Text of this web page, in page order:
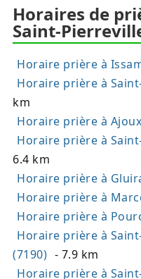
Horaires de
Saint-
Horaire prière à
Horaire prière à
km
Horaire prière à
Horaire prière à
6.4 km
Horaire prière à
Horaire prière à
Horaire prière à
Horaire prière à
(7190) - 7.9 km
Horaire prière à